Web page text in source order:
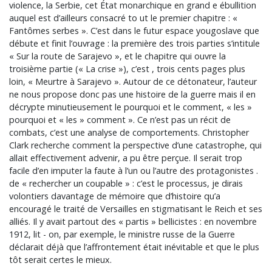
violence, la Serbie, cet État monarchique en grand e ébullition
auquel est d’ailleurs consacré to ut le premier chapitre : «
Fantômes serbes ». C’est dans le futur espace yougoslave que
débute et finit l’ouvrage : la première des trois parties s’intitule
« Sur la route de Sarajevo », et le chapitre qui ouvre la
troisième partie (« La crise »), c’est , trois cents pages plus
loin, « Meurtre à Sarajevo ». Autour de ce détonateur, l’auteur
ne nous propose donc pas une histoire de la guerre mais il en
décrypte minutieusement le pourquoi et le comment, « les »
pourquoi et « les » comment ». Ce n’est pas un récit de
combats, c’est une analyse de comportements. Christopher
Clark recherche comment la perspective d’une catastrophe, qui
allait effectivement advenir, a pu être perçue. Il serait trop
facile d’en imputer la faute à l’un ou l’autre des protagonistes .
de « rechercher un coupable » : c’est le processus, je dirais
volontiers davantage de mémoire que d’histoire qu’a
encouragé le traité de Versailles en stigmatisant le Reich et ses
alliés. Il y avait partout des « partis » bellicistes : en novembre
1912, lit - on, par exemple, le ministre russe de la Guerre
déclarait déjà que l’affrontement était inévitable et que le plus
tôt serait certes le mieux.